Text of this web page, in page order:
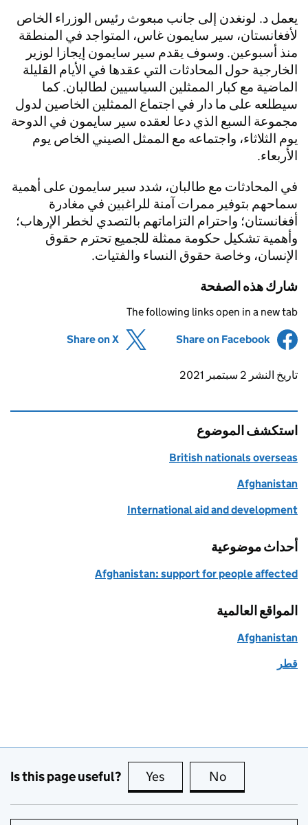
يعمل د. لونغدن إلى جانب مبعوث رئيس الوزراء الخاص
لأفغانستان، سير سايمون غاس، المتواجد في المنطقة
منذ أسبوعين. وسوف يقدم سير سايمون إيجازا لوزير
الخارجية حول المحادثات التي عقدها في الأيام القليلة
الماضية مع كبار الممثلين السياسيين لطالبان. كما
سيطلعه على ما دار في اجتماع الممثلين الخاصين لدول
مجموعة السبع الذي دعا لعقده سير سايمون في الدوحة
يوم الثلاثاء، واجتماعه مع الممثل الصيني الخاص يوم
الأربعاء.
في المحادثات مع طالبان، شدد سير سايمون على أهمية
سماحهم بتوفير ممرات آمنة للراغبين في مغادرة
أفغانستان؛ واحترام التزاماتهم بالتصدي لخطر الإرهاب؛
وأهمية تشكيل حكومة ممثلة للجميع تحترم حقوق
الإنسان، وخاصة حقوق النساء والفتيات.
شارك هذه الصفحة
The following links open in a new tab
Share on Facebook
Share on X
Updates to this page
تاريخ النشر 2 سبتمبر 2021
استكشف الموضوع
British nationals overseas
Afghanistan
International aid and development
أحداث موضوعية
Afghanistan: support for people affected
المواقع العالمية
Afghanistan
قطر
Is this page useful? Yes this page is useful
No